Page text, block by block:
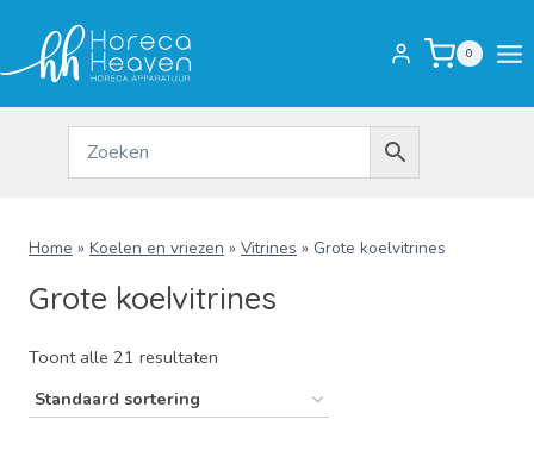
inhoud
0
Home » Koelen en vriezen » Vitrines » Grote koelvitrines
Grote koelvitrines
Toont alle 21 resultaten